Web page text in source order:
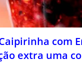
com
extra uma